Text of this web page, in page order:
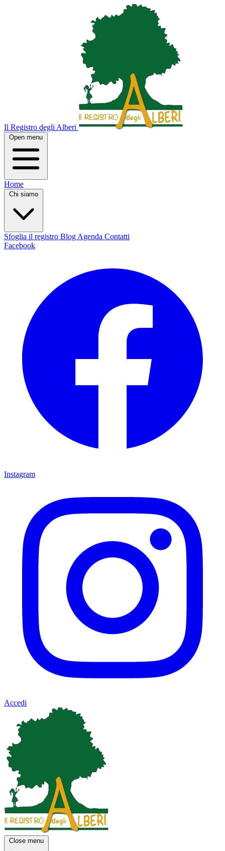
Il Registro degli Alberi
Open menu
Home
Chi siamo
Sfoglia il registro Blog Agenda Contatti
Facebook
Instagram
Accedi
Close menu